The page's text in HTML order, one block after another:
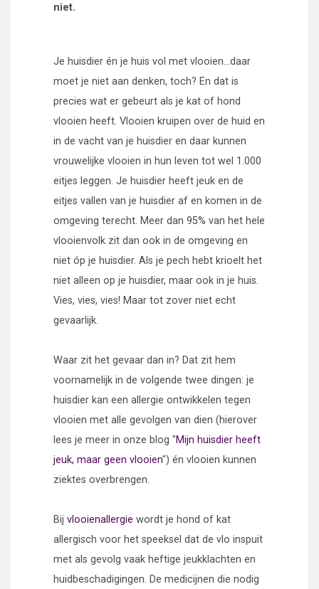
niet.
Je huisdier én je huis vol met vlooien…daar
moet je niet aan denken, toch? En dat is
precies wat er gebeurt als je kat of hond
vlooien heeft. Vlooien kruipen over de huid en
in de vacht van je huisdier en daar kunnen
vrouwelijke vlooien in hun leven tot wel 1.000
eitjes leggen. Je huisdier heeft jeuk en de
eitjes vallen van je huisdier af en komen in de
omgeving terecht. Meer dan 95% van het hele
vlooienvolk zit dan ook in de omgeving en
niet óp je huisdier. Als je pech hebt krioelt het
niet alleen op je huisdier, maar ook in je huis.
Vies, vies, vies! Maar tot zover niet echt
gevaarlijk.
Waar zit het gevaar dan in? Dat zit hem
voornamelijk in de volgende twee dingen: je
huisdier kan een allergie ontwikkelen tegen
vlooien met alle gevolgen van dien (hierover
lees je meer in onze blog "Mijn huisdier heeft
jeuk, maar geen vlooien") én vlooien kunnen
ziektes overbrengen.
Bij vlooienallergie wordt je hond of kat
allergisch voor het speeksel dat de vlo inspuit
met als gevolg vaak heftige jeukklachten en
huidbeschadigingen. De medicijnen die nodig